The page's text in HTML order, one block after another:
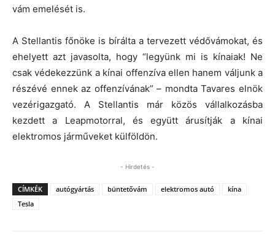
vám emelését is.
A Stellantis főnöke is bírálta a tervezett védővámokat, és
ehelyett azt javasolta, hogy “legyünk mi is kínaiak! Ne
csak védekezzünk a kínai offenzíva ellen hanem váljunk a
részévé ennek az offenzívának” – mondta Tavares elnök
vezérigazgató. A Stellantis már közös vállalkozásba
kezdett a Leapmotorral, és együtt árusítják a kínai
elektromos járműveket külföldön.
- Hirdetés -
CÍMKÉK autógyártás büntetővám elektromos autó
kína
Tesla